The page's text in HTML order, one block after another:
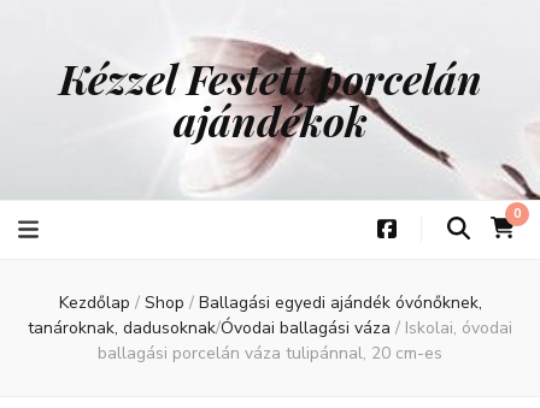
Kézzel Festett porcelán
ajándékok
0
Kezdőlap / Shop / Ballagási egyedi ajándék óvónőknek,
tanároknak, dadusoknak/Óvodai ballagási váza / Iskolai, óvodai
ballagási porcelán váza tulipánnal, 20 cm-es